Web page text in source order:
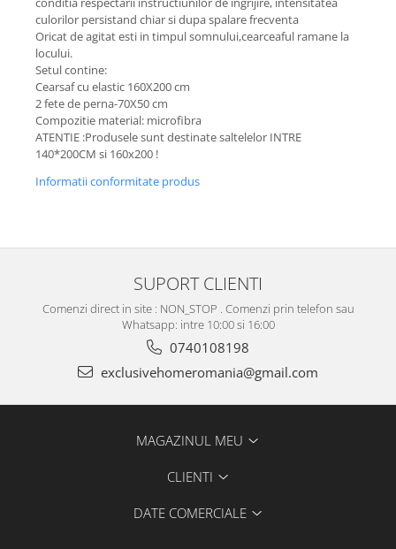
culorilor persistand chiar si dupa spalare frecventa
Oricat de agitat esti in timpul somnului,cearceaful ramane la
locului.
Setul contine:
Cearsaf cu elastic 160X200 cm
2 fete de perna-70X50 cm
Compozitie material: microfibra
ATENTIE :Produsele sunt destinate saltelelor INTRE
140*200CM si 160x200 !
Informatii conformitate produs
SUPORT CLIENTI
Comenzi direct in site : NON_STOP . Comenzi prin telefon sau
Whatsapp: intre 10:00 si 16:00
0740108198
exclusivehomeromania@gmail.com
MAGAZINUL MEU
CLIENTI
DATE COMERCIALE